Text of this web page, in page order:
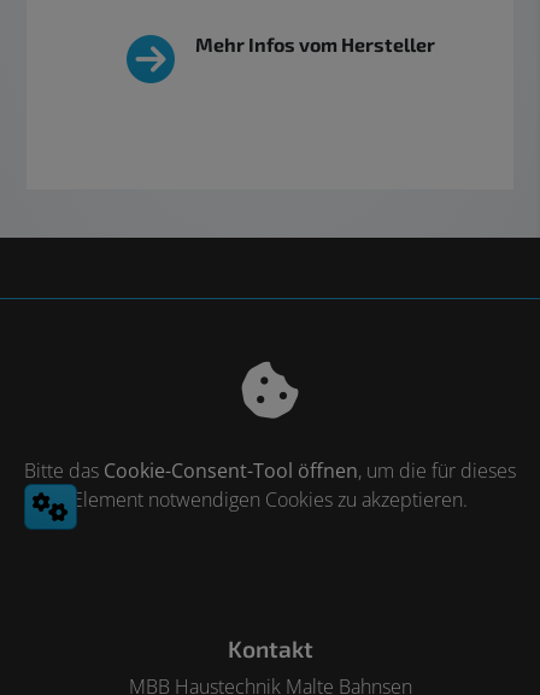
Mehr Infos vom Hersteller
Bitte das Cookie-Consent-Tool öffnen, um die für dieses
Element notwendigen Cookies zu akzeptieren.
Footer - Kontaktdaten und Öffnungszeiten
Kontakt
MBB Haustechnik Malte Bahnsen